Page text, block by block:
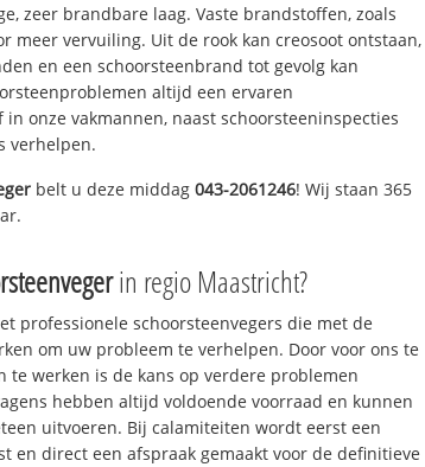
zeer brandbare laag. Vaste brandstoffen, zoals
meer vervuiling. Uit de rook kan creosoot ontstaan,
en een schoorsteenbrand tot gevolg kan
altijd een ervaren
onze vakmannen, naast schoorsteeninspecties
verhelpen.
belt u deze middag043-2061246! Wij staan 365
in regio Maastricht?
professionele schoorsteenvegers die met de
om uw probleem te verhelpen. Door voor ons te
te werken is de kans op verdere problemen
hebben altijd voldoende voorraad en kunnen
uitvoeren. Bij calamiteiten wordt eerst een
en direct een afspraak gemaakt voor de definitieve